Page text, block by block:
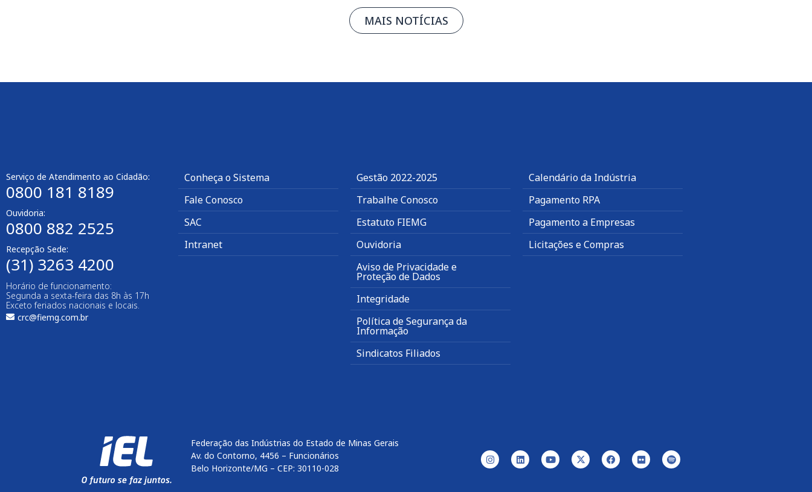
MAIS NOTÍCIAS
Serviço de Atendimento ao Cidadão:
0800 181 8189
Ouvidoria:
0800 882 2525
Recepção Sede:
(31) 3263 4200
Horário de funcionamento:
Segunda a sexta-feira das 8h às 17h
Exceto feriados nacionais e locais.
crc@fiemg.com.br
Conheça o Sistema
Fale Conosco
SAC
Intranet
Gestão 2022-2025
Trabalhe Conosco
Estatuto FIEMG
Ouvidoria
Aviso de Privacidade e
Proteção de Dados
Integridade
Política de Segurança da
Informação
Sindicatos Filiados
Calendário da Indústria
Pagamento RPA
Pagamento a Empresas
Licitações e Compras
Federação das Indústrias do Estado de Minas Gerais
Av. do Contorno, 4456 – Funcionários
Belo Horizonte/MG – CEP: 30110-028
btn-02 btn-03